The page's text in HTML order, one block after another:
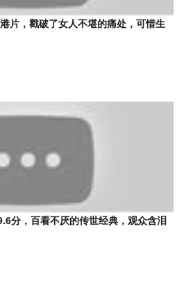
片，戳破了女人不堪的痛处，可惜生
分，百看不厌的传世经典，观众含泪